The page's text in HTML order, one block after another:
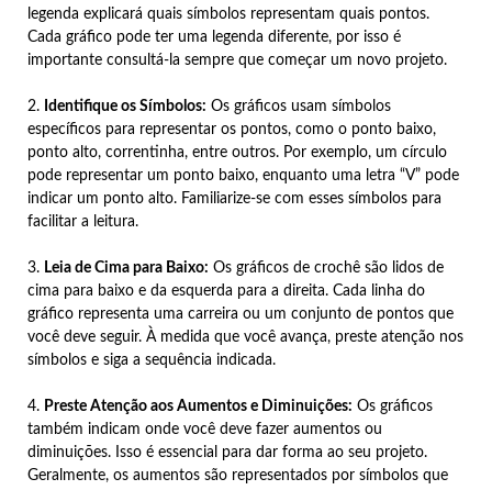
legenda explicará quais símbolos representam quais pontos.
Cada gráfico pode ter uma legenda diferente, por isso é
importante consultá-la sempre que começar um novo projeto.
2. Identifique os Símbolos: Os gráficos usam símbolos
específicos para representar os pontos, como o ponto baixo,
ponto alto, correntinha, entre outros. Por exemplo, um círculo
pode representar um ponto baixo, enquanto uma letra “V” pode
indicar um ponto alto. Familiarize-se com esses símbolos para
facilitar a leitura.
3. Leia de Cima para Baixo: Os gráficos de crochê são lidos de
cima para baixo e da esquerda para a direita. Cada linha do
gráfico representa uma carreira ou um conjunto de pontos que
você deve seguir. À medida que você avança, preste atenção nos
símbolos e siga a sequência indicada.
4. Preste Atenção aos Aumentos e Diminuições: Os gráficos
também indicam onde você deve fazer aumentos ou
diminuições. Isso é essencial para dar forma ao seu projeto.
Geralmente, os aumentos são representados por símbolos que